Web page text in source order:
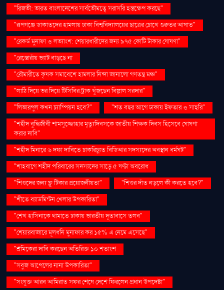
"রিজভী: ভারত বাংলাদেশের সার্বভৌমত্বে সরাসরি হস্তক্ষেপ করছে"
"রূপগঞ্জে ডাকাতদের হামলায় ঢাকা বিশ্ববিদ্যালয়ের ছাত্রের চোখে গুরুতর আঘাত"
"রেকর্ড মুনাফা ও লভ্যাংশ: শেয়ারধারীদের জন্য ৯৭৫ কোটি টাকার ঘোষণা"
"রেস্তোরাঁয় ভ্যাট বাড়ছে না
"রৌমারীতে কৃষক সমাবেশে হামলার নিন্দা জানালো গণতন্ত্র মঞ্চ"
"লাঠি দিয়ে ভর দিয়ে টিসিবির ট্রাক খুঁজছেন বিল্লাল সরদার"
"লিভারপুল কখন চ্যাম্পিয়ন হবে?"
"শত বছর আগে ঢাকায় ইফতার ও সাহ্‌রি"
"শহীদ বুদ্ধিজীবী শামসুজ্জোহার মৃত্যুদিবসকে জাতীয় শিক্ষক দিবস হিসেবে ঘোষণা
করার দাবি"
"শহীদ মিনারে ৬ দফা দাবিতে চাকরিচ্যুত বিডিআর সদস্যদের অবস্থান ধর্মঘট"
"শাহবাগে শহীদ পরিবারের সদস্যদের সাড়ে ৫ ঘণ্টা অবরোধ
"শিশুদের জন্য ফ্লু টিকার প্রয়োজনীয়তা"
"শিশুর দাঁত নড়লে কী করতে হবে?"
"শীতে ব্যাডমিন্টন খেলার উপকারিতা"
"শেখ হাসিনাকে থামাতে ঢাকায় ভারতীয় দূতাবাসে তলব"
"শেয়ারবাজারে মূলধনি মুনাফার কর ১৫% এ নেমে এসেছে"
"শ্রমিকেরা দাবি করছেন অতিরিক্ত ১০ শতাংশ
"সবুজ আপেলের নানা উপকারিতা"
"সংযুক্ত আরব আমিরাত সফর শেষে দেশে ফিরলেন প্রধান উপদেষ্টা"